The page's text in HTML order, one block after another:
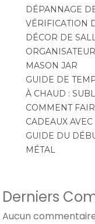
DÉPANNAGE
VÉRIFICATION
DÉCOR DE
MASON JAR
GUIDE DE
À CHAUD :
COMMENT
CADEAUX
GUIDE DU
MÉTAL
Derniers
Aucun